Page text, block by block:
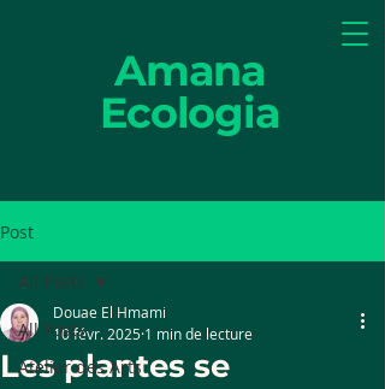
Amana
Ecologia
Post
All Posts
Atelier des Arts
All Posts
Les plantes se
Douae El Hmami
10 févr. 2025 1 min de lecture